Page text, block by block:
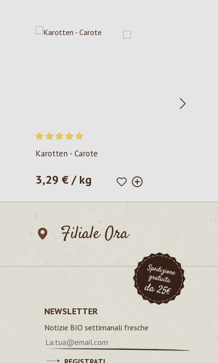
Valutazione media di 5 su 5 stelle
Karotten - Carote
Prezzo normale:
3,29 € / kg
Filiale Ora
NEWSLETTER
Notizie BIO settimanali fresche